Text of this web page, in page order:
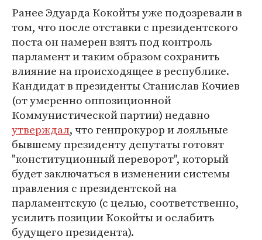
Ранее Эдуарда Кокойты уже подозревали в
том, что после отставки с президентского
поста он намерен взять под контроль
парламент и таким образом сохранить
влияние на происходящее в республике.
Кандидат в президенты Станислав Кочиев
(от умеренно оппозиционной
Коммунистической партии) недавно
утверждал, что генпрокурор и лояльные
бывшему президенту депутаты готовят
"конституционный переворот", который
будет заключаться в изменении системы
правления с президентской на
парламентскую (с целью, соответственно,
усилить позиции Кокойты и ослабить
будущего президента).